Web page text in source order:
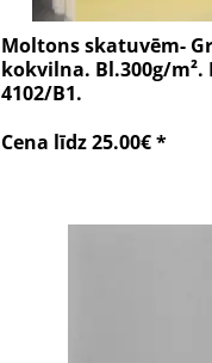
Moltons skatuvēm-
kokvilna. Bl.300g/m².
4102/B1.
Cena līdz 25.00€ *